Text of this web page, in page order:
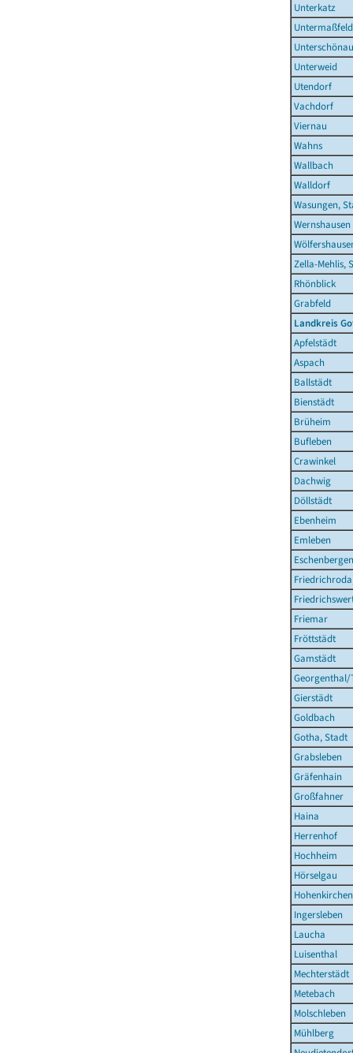
Unterkatz
Untermaßfeld
Unterschönau
Unterweid
Utendorf
Vachdorf
Viernau
Wahns
Wallbach
Walldorf
Wasungen,
Wernshausen
Zella-Mehlis,
Rhönblick
Grabfeld
Landkreis
Apfelstädt
Aspach
Ballstädt
Bienstädt
Brüheim
Bufleben
Crawinkel
Dachwig
Döllstädt
Ebenheim
Emleben
Eschenbergen
Friemar
Fröttstädt
Gamstädt
Georgenthal/
Gierstädt
Goldbach
Gotha, Stadt
Grabsleben
Gräfenhain
Großfahner
Haina
Herrenhof
Hochheim
Hörselgau
Hohenkirchen
Ingersleben
Laucha
Luisenthal
Mechterstädt
Metebach
Molschleben
Mühlberg